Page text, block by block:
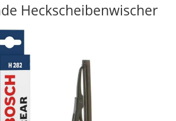
Heckscheibenwischer